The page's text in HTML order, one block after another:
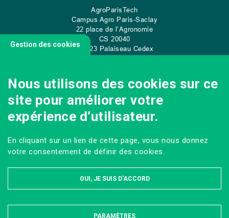
AgroParisTech
Campus Agro Paris-Saclay
22 place de l’Agronomie
CS 20040
91 123 Palaiseau Cedex
CONTACT
Gestion des cookies
Nous utilisons des cookies sur ce
site pour améliorer votre
expérience d’utilisateur.
En cliquant sur un lien de cette page, vous nous donnez
votre consentement de définir des cookies.
OUI, JE SUIS D'ACCORD
MASQUER
PARAMÈTRES